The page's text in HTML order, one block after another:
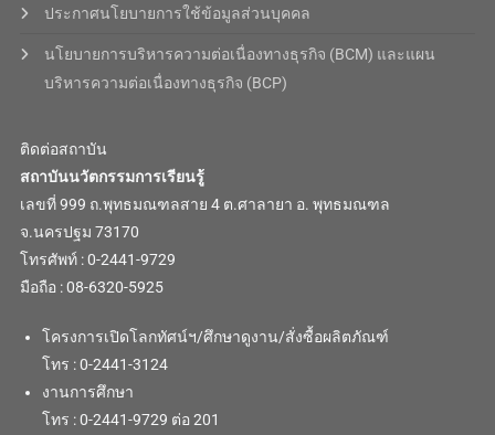
ประกาศนโยบายการใช้ข้อมูลส่วนบุคคล
นโยบายการบริหารความต่อเนื่องทางธุรกิจ (BCM) และแผน
บริหารความต่อเนื่องทางธุรกิจ (BCP)
ติดต่อสถาบัน
สถาบันนวัตกรรมการเรียนรู้
เลขที่ 999 ถ.พุทธมณฑลสาย 4 ต.ศาลายา อ. พุทธมณฑล
จ.นครปฐม 73170
โทรศัพท์ : 0-2441-9729
มือถือ : 08-6320-5925
โครงการเปิดโลกทัศน์ฯ/ศึกษาดูงาน/สั่งซื้อผลิตภัณฑ์
โทร : 0-2441-3124
งานการศึกษา
โทร : 0-2441-9729 ต่อ 201